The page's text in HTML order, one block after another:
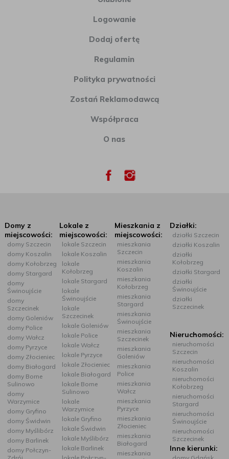
Logowanie
Dodaj ofertę
Regulamin
Polityka prywatności
Zostań Reklamodawcą
Współpraca
O nas
Domy z
miejscowości:
domy Szczecin
domy Koszalin
domy Kołobrzeg
domy Stargard
domy
Świnoujście
domy
Szczecinek
domy Goleniów
domy Police
domy Wałcz
domy Pyrzyce
domy Złocieniec
domy Białogard
domy Borne
Sulinowo
domy
Warzymice
domy Gryfino
domy Świdwin
domy Myślibórz
domy Barlinek
domy Połczyn-
Lokale z
miejscowości:
lokale Szczecin
lokale Koszalin
lokale
Kołobrzeg
lokale Stargard
lokale
Świnoujście
lokale
Szczecinek
lokale Goleniów
lokale Police
lokale Wałcz
lokale Pyrzyce
lokale Złocieniec
lokale Białogard
lokale Borne
Sulinowo
lokale
Warzymice
lokale Gryfino
lokale Świdwin
lokale Myślibórz
lokale Barlinek
Mieszkania z
miejscowości:
mieszkania
Szczecin
mieszkania
Koszalin
mieszkania
Kołobrzeg
mieszkania
Stargard
mieszkania
Świnoujście
mieszkania
Szczecinek
mieszkania
Goleniów
mieszkania
Police
mieszkania
Wałcz
mieszkania
Pyrzyce
mieszkania
Złocieniec
mieszkania
Białogard
mieszkania
Działki:
działki Szczecin
działki Koszalin
działki
Kołobrzeg
działki Stargard
działki
Świnoujście
działki
Szczecinek
Nieruchomości:
nieruchomości
Szczecin
nieruchomości
Koszalin
nieruchomości
Kołobrzeg
nieruchomości
Stargard
nieruchomości
Świnoujście
nieruchomości
Szczecinek
Inne kierunki: